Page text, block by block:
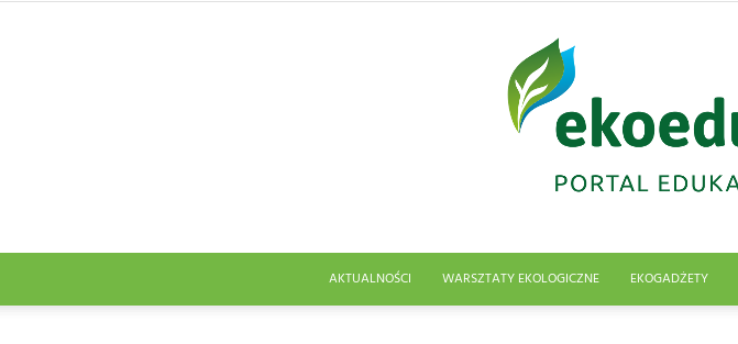
AKTUALNOŚCI WARSZTATY EKOLOGICZNE EKOGADŻETY